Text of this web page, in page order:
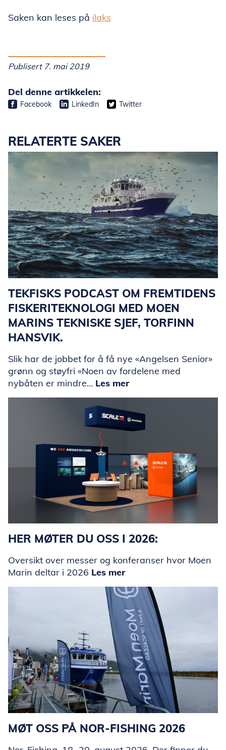
Saken kan leses på ilaks
Publisert 7. mai 2019
Del denne artikkelen:
Facebook LinkedIn Twitter
RELATERTE SAKER
TEKFISKS PODCAST OM FREMTIDENS
FISKERITEKNOLOGI MED MOEN
MARINS TEKNISKE SJEF, TORFINN
HANSVIK.
Slik har de jobbet for å få nye «Angelsen Senior»
grønn og støyfri «Noen av fordelene med
nybåten er mindre… Les mer
HER MØTER DU OSS I 2026:
Oversikt over messer og konferanser hvor Moen
Marin deltar i 2026 Les mer
MØT OSS PÅ NOR-FISHING 2026